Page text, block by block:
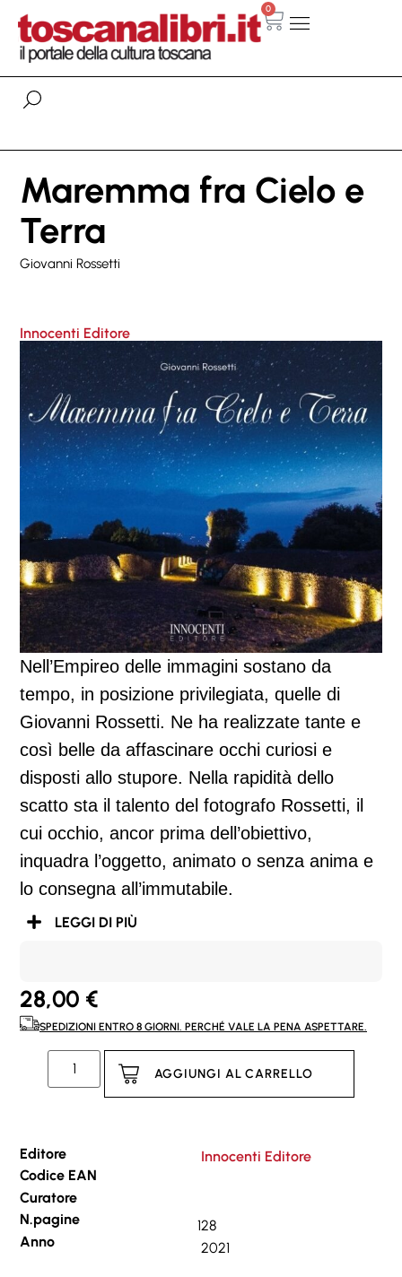
0
Maremma fra Cielo e
Terra
Giovanni Rossetti
Innocenti Editore
Nell’Empireo delle immagini sostano da
tempo, in posizione privilegiata, quelle di
Giovanni Rossetti. Ne ha realizzate tante e
così belle da affascinare occhi curiosi e
disposti allo stupore. Nella rapidità dello
scatto sta il talento del fotografo Rossetti, il
cui occhio, ancor prima dell’obiettivo,
inquadra l’oggetto, animato o senza anima e
lo consegna all’immutabile.
LEGGI DI PIÙ
28,00 €
SPEDIZIONI ENTRO 8 GIORNI. PERCHÉ VALE LA PENA ASPETTARE.
AGGIUNGI AL CARRELLO
Editore
Innocenti Editore
Codice EAN
Curatore
N.pagine
128
Anno
2021